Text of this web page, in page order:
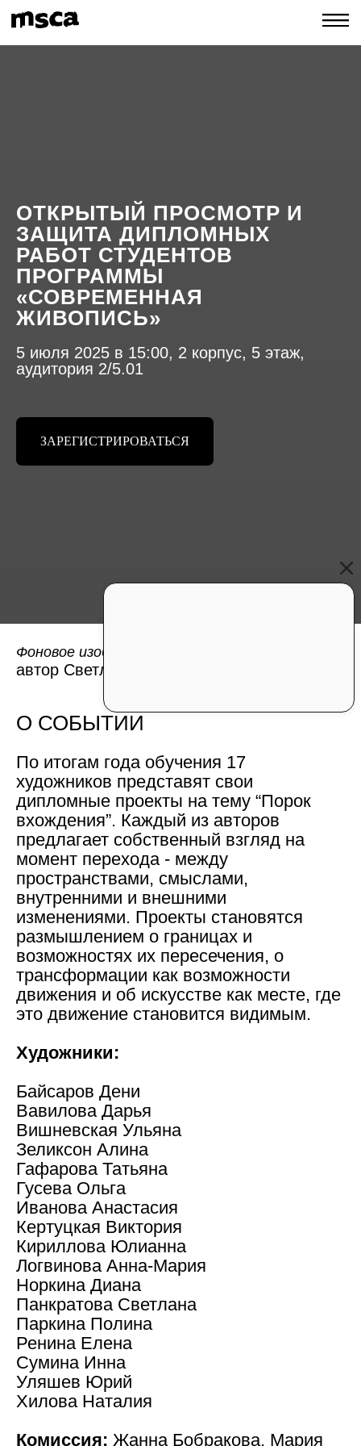
ОТКРЫТЫЙ ПРОСМОТР И
ЗАЩИТА ДИПЛОМНЫХ
РАБОТ СТУДЕНТОВ
ПРОГРАММЫ
«СОВРЕМЕННАЯ
ЖИВОПИСЬ»
5 июля 2025 в 15:00, 2 корпус, 5 этаж,
аудитория 2/5.01
ЗАРЕГИСТРИРОВАТЬСЯ
Фоновое изображение:
автор Светлана Панкратова
О СОБЫТИИ
По итогам года обучения 17
художников представят свои
дипломные проекты на тему “Порок
вхождения”. Каждый из авторов
предлагает собственный взгляд на
момент перехода - между
пространствами, смыслами,
внутренними и внешними
изменениями. Проекты становятся
размышлением о границах и
возможностях их пересечения, о
трансформации как возможности
движения и об искусстве как месте, где
это движение становится видимым.
Художники:
Байсаров Дени
Вавилова Дарья
Вишневская Ульяна
Зеликсон Алина
Гафарова Татьяна
Гусева Ольга
Иванова Анастасия
Кертуцкая Виктория
Кириллова Юлианна
Логвинова Анна-Мария
Норкина Диана
Панкратова Светлана
Паркина Полина
Ренина Елена
Сумина Инна
Уляшев Юрий
Хилова Наталия
Комиссия: Жанна Бобракова, Мария